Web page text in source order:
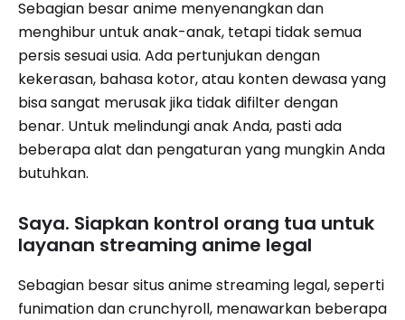
Sebagian besar anime menyenangkan dan
menghibur untuk anak-anak, tetapi tidak semua
persis sesuai usia. Ada pertunjukan dengan
kekerasan, bahasa kotor, atau konten dewasa yang
bisa sangat merusak jika tidak difilter dengan
benar. Untuk melindungi anak Anda, pasti ada
beberapa alat dan pengaturan yang mungkin Anda
butuhkan.
Saya. Siapkan kontrol orang tua untuk
layanan streaming anime legal
Sebagian besar situs anime streaming legal, seperti
funimation dan crunchyroll, menawarkan beberapa